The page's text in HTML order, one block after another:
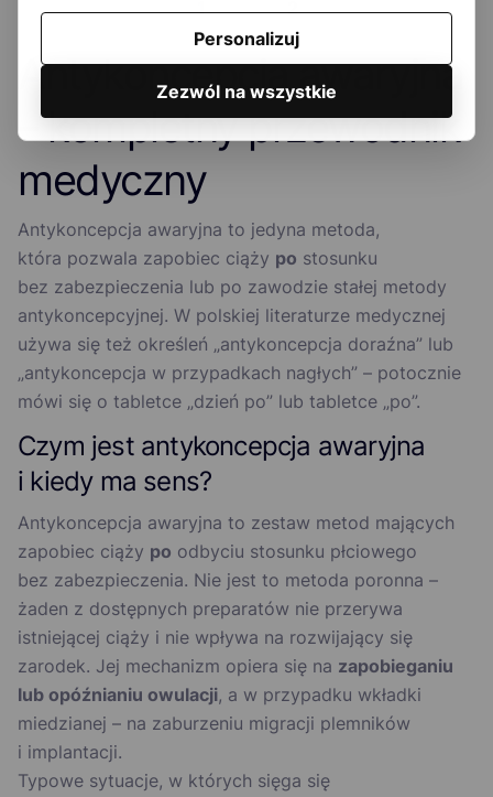
1 2
Antykoncepcja awaryjna
– kompletny przewodnik
medyczny
Antykoncepcja awaryjna to jedyna metoda,
która pozwala zapobiec ciąży po stosunku
bez zabezpieczenia lub po zawodzie stałej metody
antykoncepcyjnej. W polskiej literaturze medycznej
używa się też określeń „antykoncepcja doraźna” lub
„antykoncepcja w przypadkach nagłych” – potocznie
mówi się o tabletce „dzień po” lub tabletce „po”.
Czym jest antykoncepcja awaryjna
i kiedy ma sens?
Antykoncepcja awaryjna to zestaw metod mających
zapobiec ciąży po odbyciu stosunku płciowego
bez zabezpieczenia. Nie jest to metoda poronna –
żaden z dostępnych preparatów nie przerywa
istniejącej ciąży i nie wpływa na rozwijający się
zarodek. Jej mechanizm opiera się na zapobieganiu
lub opóźnianiu owulacji, a w przypadku wkładki
miedzianej – na zaburzeniu migracji plemników
i implantacji.
Typowe sytuacje, w których sięga się
Personalizuj
Zezwól na wszystkie